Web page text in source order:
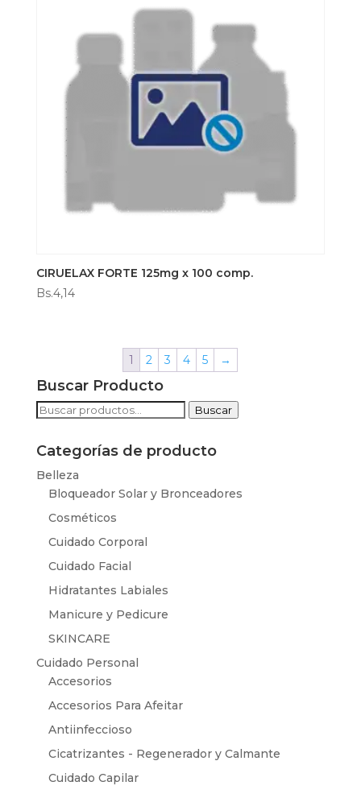
CIRUELAX FORTE 125mg x 100 comp.
Bs.4,14
1 2 3 4 5 →
Buscar Producto
Buscar
Buscar
Categorías de producto
Belleza
Bloqueador Solar y Bronceadores
Cosméticos
Cuidado Corporal
Cuidado Facial
Hidratantes Labiales
Manicure y Pedicure
SKINCARE
Cuidado Personal
Accesorios
Accesorios Para Afeitar
Antiinfeccioso
Cicatrizantes - Regenerador y Calmante
Cuidado Capilar